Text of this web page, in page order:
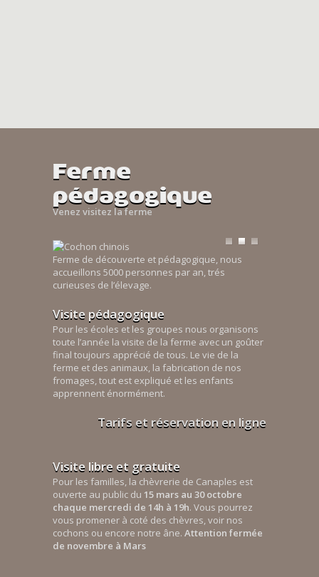
Ferme
pédagogique
Venez visitez la ferme
Ferme de découverte et pédagogique, nous
accueillons 5000 personnes par an, trés
curieuses de l’élevage.
Visite pédagogique
Pour les écoles et les groupes nous organisons
toute l’année la visite de la ferme avec un goûter
final toujours apprécié de tous. Le vie de la
ferme et des animaux, la fabrication de nos
fromages, tout est expliqué et les enfants
apprennent énormément.
Tarifs et réservation en ligne
Visite libre et gratuite
Pour les familles, la chèvrerie de Canaples est
ouverte au public du 15 mars au 30 octobre
chaque mercredi de 14h à 19h. Vous pourrez
vous promener à coté des chèvres, voir nos
cochons ou encore notre âne. Attention fermée
de novembre à Mars